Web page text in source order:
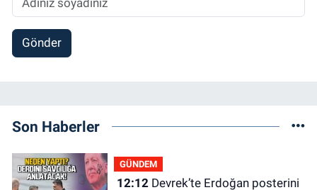
Gönder
Son Haberler
GÜNDEM
12:12Devrek’te Erdoğan posterini